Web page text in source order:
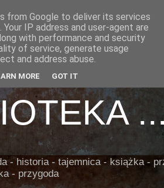
- historia - tajemnica - książka -
- przygoda
from Google to deliver its services
IP address and user-agent are
with performance and security
of service, generate usage
and address abuse.
MORE GOT IT